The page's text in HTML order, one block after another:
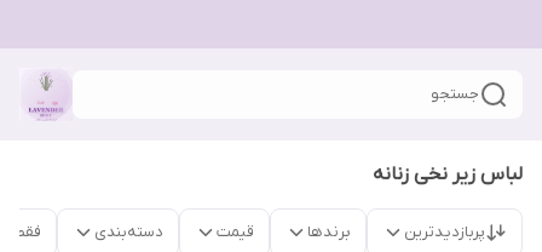
جستجو
لباس زیر نخی زنانه
پربازدیدترین برندها قیمت دسته‌بندی فقط